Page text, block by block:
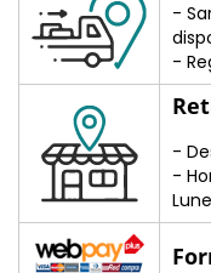
-
-
-
-